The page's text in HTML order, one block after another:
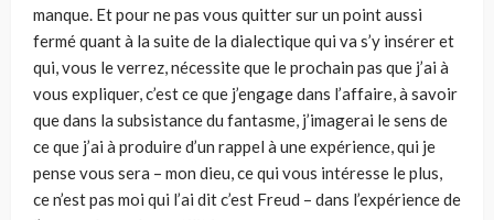
manque. Et pour ne pas vous quitter sur un point aussi
fermé quant à la suite de la dialectique qui va s’y insérer et
qui, vous le verrez, nécessite que le prochain pas que j’ai à
vous expliquer, c’est ce que j’engage dans l’affaire, à savoir
que dans la subsistance du fantasme, j’imagerai le sens de
ce que j’ai à produire d’un rappel à une expérience, qui je
pense vous sera – mon dieu, ce qui vous intéresse le plus,
ce n’est pas moi qui l’ai dit c’est Freud – dans l’expérience de